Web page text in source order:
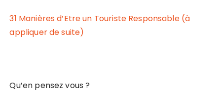
31 Manières d’Etre un Touriste Responsable (à
appliquer de suite)
Qu’en pensez vous ?